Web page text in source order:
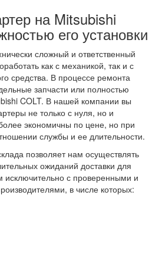
на Mitsubishi
его установки
сложный и ответственный
как с механикой, так и с
средства. В процессе ремонта
запчасти или полностью
COLT. В нашей компании вы
не только с нуля, но и
экономичны по цене, но при
службы и ее длительности.
позволяет нам осуществлять
ожиданий доставки для
исключительно с проверенными и
в числе которых: